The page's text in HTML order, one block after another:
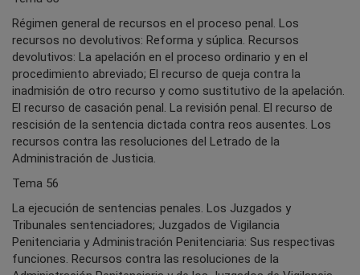
Régimen general de recursos en el proceso penal. Los
recursos no devolutivos: Reforma y súplica. Recursos
devolutivos: La apelación en el proceso ordinario y en el
procedimiento abreviado; El recurso de queja contra la
inadmisión de otro recurso y como sustitutivo de la apelación.
El recurso de casación penal. La revisión penal. El recurso de
rescisión de la sentencia dictada contra reos ausentes. Los
recursos contra las resoluciones del Letrado de la
Administración de Justicia.
Tema 56
La ejecución de sentencias penales. Los Juzgados y
Tribunales sentenciadores; Juzgados de Vigilancia
Penitenciaria y Administración Penitenciaria: Sus respectivas
funciones. Recursos contra las resoluciones de la